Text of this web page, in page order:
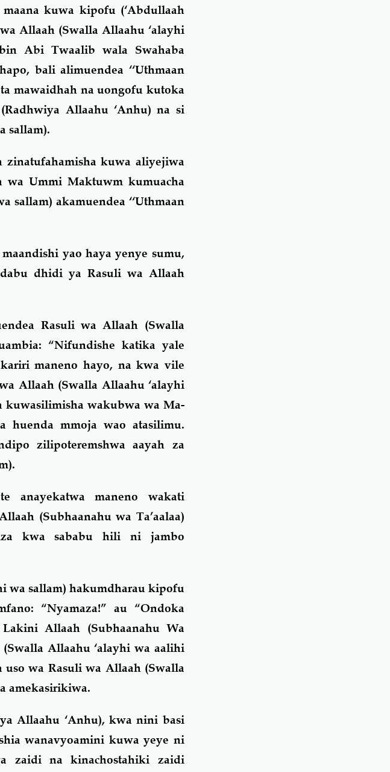
kuwa kipofu (‘Abdullaah
Allaah (Swalla Allaahu ‘alayhi
Abi Twaalib wala Swahaba
bali alimuendea ‘‘Uthmaan
mawaidhah na uongofu kutoka
Allaahu ‘Anhu) na si
sallam).
zinatufahamisha kuwa aliyejiwa
wa Ummi Maktuwm kumuacha
sallam) akamuendea ‘‘Uthmaan
yao haya yenye sumu,
dhidi ya Rasuli wa Allaah
Rasuli wa Allaah (Swalla
“Nifundishe katika yale
maneno hayo, na kwa vile
Allaah (Swalla Allaahu ‘alayhi
wakubwa wa Ma-
huenda mmoja wao atasilimu.
zilipoteremshwa aayah za
maneno wakati
(Subhaanahu wa Ta’aalaa)
kwa sababu hili ni jambo
wa sallam) hakumdharau kipofu
“Nyamaza!” au “Ondoka
Allaah (Subhaanahu Wa
Allaahu ‘alayhi wa aalihi
wa Rasuli wa Allaah (Swalla
amekasirikiwa.
Allaahu ‘Anhu), kwa nini basi
wanavyoamini kuwa yeye ni
zaidi na kinachostahiki zaidi